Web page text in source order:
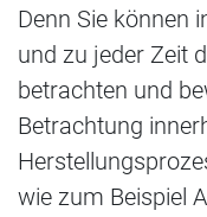
Denn Sie können
und zu jeder Zeit
betrachten und
Betrachtung
wie zum Beispiel